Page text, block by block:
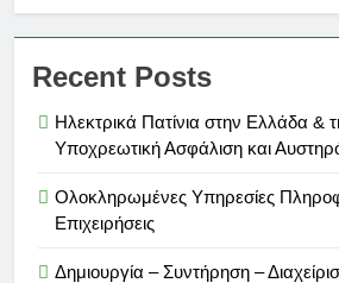
Recent Posts
Ηλεκτρικά Πατίνια στην Ελλάδα
Υποχρεωτική Ασφάλιση και
Ολοκληρωμένες Υπηρεσίες
Επιχειρήσεις
Δημιουργία – Συντήρηση –